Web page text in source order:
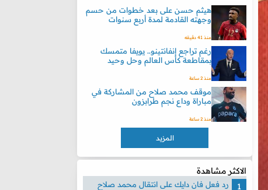
هيثم حسن على بعد خطوات من حسم
وجهته القادمة لمدة أربع سنوات
منذ 41 دقيقه
رغم تراجع إنفانتينو.. يويفا متمسك
بمقاطعة كأس العالم وحل وحيد
منذ 2 ساعة
موقف محمد صلاح من المشاركة في
مباراة وداع نجم طرابزون
منذ 2 ساعة
المزيد
الاكثر مشاهدة
رد فعل فان دايك على انتقال محمد صلاح